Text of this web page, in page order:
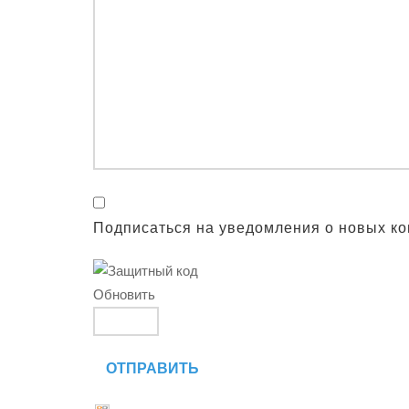
Подписаться на уведомления о новых
Обновить
ОТПРАВИТЬ